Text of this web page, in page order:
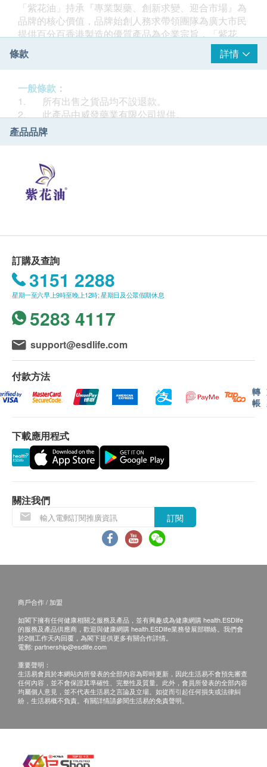
「紫花油」持承『專業製藥、創新求變、迎合市場』為
品牌的核心價值，品牌始創人務求帶領團隊為廣大市民
提供百分百香港製造的優質產品為企業宗旨，「紫花
油」系列產品均獲得中成藥註冊認證，產品功效備受肯
定。
品牌多年來以大膽創新的思維及不同的市場推廣策略成
功吸納一眾年輕消費群，成功顛覆大眾對傳統藥油慣性
觀念，擺脫傳統藥油被套上「難聞、刺鼻、老土、婆仔
油」等標籤。
心研製出全新三款花香味藥油「紫花油」，將不同種類
花香味精油加入藥油中，以更具時尚風格的樽身外型，
滿足不同消費群的需求，同時將「原創花香藥油概念」
推介給大眾，為整個傳統藥油行業帶來新衝擊，成就獨
條款 詳情
一般條款：
1. 所有出售之貨品均不設退款。
2. 此產品由威發藥業有限公司提供。
3. 如有任何爭議，威發藥業有限公司及健康網購
health.ESDlife保留最終決議權。
送貨條款：
1. 每張訂單購買古寶, 紐美, 澳洲淨痘, 佳力, 紫花油,
調理個等品牌產品總額滿HK$300，即可享香港本地免
3. 不排除運送時間會因節日而有所影響。當八號烈
風訊號懸掛或黑色暴雨警告生效時，送貨服務時間將會
延遲。
4. 所有訂單須視乎相關貨品的供應情況再作最後確
認。倘若健康網購health.ESDlife未能提供任何訂單上
的貨品，健康網購health.ESDlife有權拒絕接受該訂
單，並且會於送貨前透過電話或電郵通知顧客再作安
排。
保證：
1. 貨品質量保證，於顧客收到產品當日起計，食用
期應最少有6個月或以上。
退換條款：
1. 當顧客收取已訂購之貨品時，有責任檢查貨品是
否有損毀情況，一經確認簽收，恕不接受退換。
2. 退換產品必須包裝完整，如退換之產品有任何殘
3. 如有其他損壞或遺漏查詢，顧客必須保留有效收
據正本，並於送貨後3個工作天內按下列方式聯絡健康
網購health.ESDlife客戶服務部跟進。
電郵: support@esdlife.com / 健康網購health.ESDlife客
服熱線: (852) 3151-2288
產品品牌
訂購及查詢
3151 2288
星期一至六早上9時至晚上12時; 星期日及公眾假期休息
5283 4117
support@esdlife.com
付款方法
轉
帳
下載應用程式
關注我們
訂閱
商戶合作 / 加盟
如閣下擁有任何健康相關之服務及產品，並有興趣成為健康網購 health.ESDlife
的服務及產品供應商，歡迎與健康網購 health.ESDlife業務發展部聯絡。我們會
於2個工作天內回覆，為閣下提供更多有關合作詳情。
電郵: partnership@esdlife.com
重要聲明：
生活易會員於本網站內所發表的全部內容為即時更新，因此生活易不會預先審查
任何內容，並不會保證其準確性、完整性及質量。此外，會員所發表的全部內容
均屬個人意見，並不代表生活易之言論及立場。如從而引起任何損失或法律糾
紛，生活易概不負責。有關詳情請參閱生活易的免責聲明。